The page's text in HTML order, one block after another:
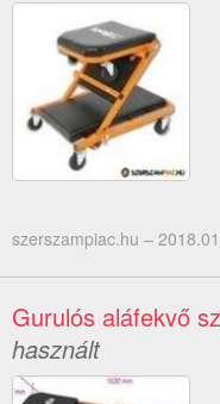
szerszampiac.hu –
Gurulós aláfekvő
használt